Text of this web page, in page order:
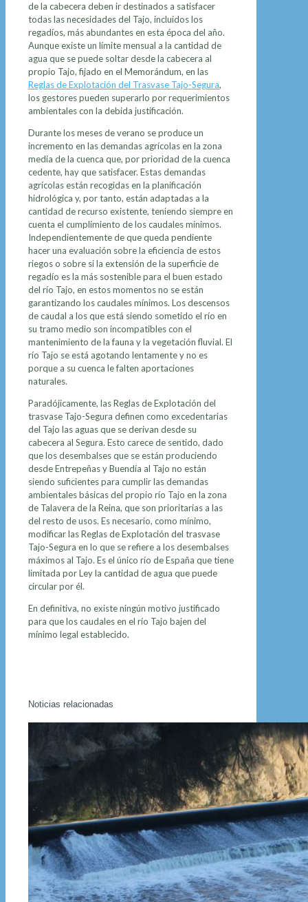
de la cabecera deben ir destinados a satisfacer
todas las necesidades del Tajo, incluidos los
regadíos, más abundantes en esta época del año.
Aunque existe un límite mensual a la cantidad de
agua que se puede soltar desde la cabecera al
propio Tajo, fijado en el Memorándum, en las
Reglas de Explotación del Trasvase Tajo-Segura,
los gestores pueden superarlo por requerimientos
ambientales con la debida justificación.
Durante los meses de verano se produce un
incremento en las demandas agrícolas en la zona
media de la cuenca que, por prioridad de la cuenca
cedente, hay que satisfacer. Estas demandas
agrícolas están recogidas en la planificación
hidrológica y, por tanto, están adaptadas a la
cantidad de recurso existente, teniendo siempre en
cuenta el cumplimiento de los caudales mínimos.
Independientemente de que queda pendiente
hacer una evaluación sobre la eficiencia de estos
riegos o sobre si la extensión de la superficie de
regadío es la más sostenible para el buen estado
del río Tajo, en estos momentos no se están
garantizando los caudales mínimos. Los descensos
de caudal a los que está siendo sometido el río en
su tramo medio son incompatibles con el
mantenimiento de la fauna y la vegetación fluvial. El
río Tajo se está agotando lentamente y no es
porque a su cuenca le falten aportaciones
naturales.
Paradójicamente, las Reglas de Explotación del
trasvase Tajo-Segura definen como excedentarias
del Tajo las aguas que se derivan desde su
cabecera al Segura. Esto carece de sentido, dado
que los desembalses que se están produciendo
desde Entrepeñas y Buendía al Tajo no están
siendo suficientes para cumplir las demandas
ambientales básicas del propio río Tajo en la zona
de Talavera de la Reina, que son prioritarias a las
del resto de usos. Es necesario, como mínimo,
modificar las Reglas de Explotación del trasvase
Tajo-Segura en lo que se refiere a los desembalses
máximos al Tajo. Es el único río de España que tiene
limitada por Ley la cantidad de agua que puede
circular por él.
En definitiva, no existe ningún motivo justificado
para que los caudales en el río Tajo bajen del
mínimo legal establecido.
Noticias relacionadas